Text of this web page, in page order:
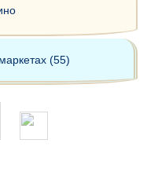
(55)